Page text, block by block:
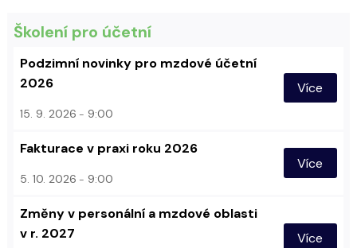
Školení pro účetní
Podzimní novinky pro mzdové účetní
2026
15. 9. 2026 9:00
Více
Fakturace v praxi roku 2026
5. 10. 2026 9:00
Více
Změny v personální a mzdové oblasti
v r. 2027
Více